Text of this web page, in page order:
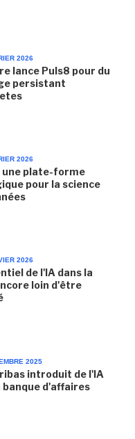
2026
lance Puls8 pour du
persistant
2026
une plate-forme
pour la science
2026
de l'IA dans la
loin d'être
2025
introduit de l'IA
banque d'affaires